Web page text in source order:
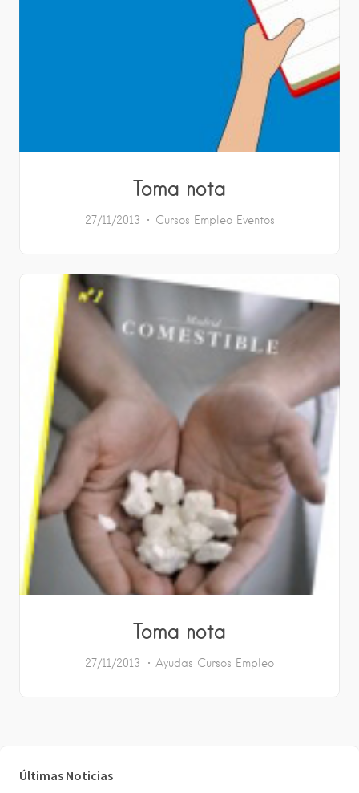
Toma nota
27/11/2013 Cursos Empleo Eventos
Toma nota
27/11/2013 Ayudas Cursos Empleo
Últimas Noticias